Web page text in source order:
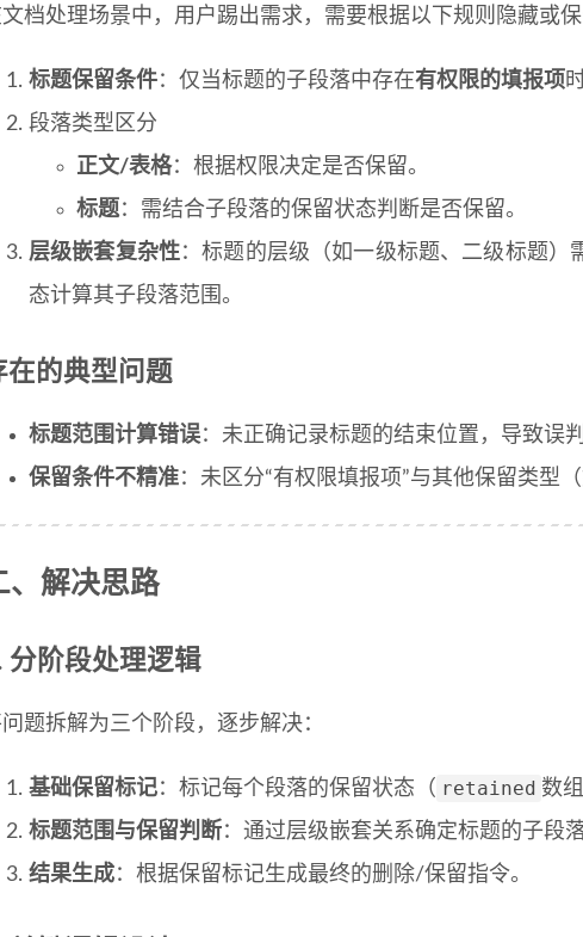
档处理场景中，用户踢出需求，需要根据以下规则隐藏或保
标题保留条件：仅当标题的子段落中存在有权限的填报项
段落类型区分
正文/表格：根据权限决定是否保留。
标题：需结合子段落的保留状态判断是否保留。
层级嵌套复杂性：标题的层级（如一级标题、二级标题）
态计算其子段落范围。
在的典型问题
标题范围计算错误：未正确记录标题的结束位置，导致误
保留条件不精准：未区分“有权限填报项”与其他保留类型
、解决思路
分阶段处理逻辑
题拆解为三个阶段，逐步解决：
基础保留标记：标记每个段落的保留状态（ retained 数
标题范围与保留判断：通过层级嵌套关系确定标题的子段
结果生成：根据保留标记生成最终的删除/保留指令。